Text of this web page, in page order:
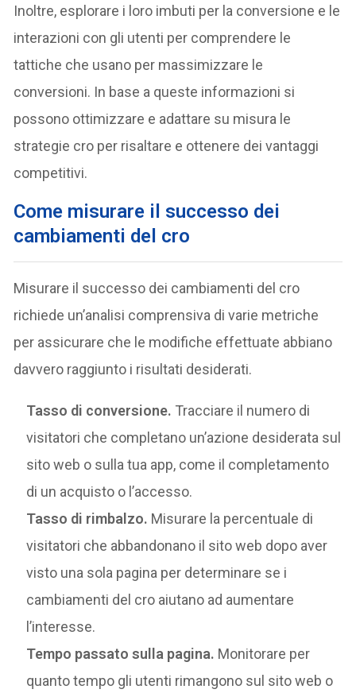
Inoltre, esplorare i loro imbuti per la conversione e le
interazioni con gli utenti per comprendere le
tattiche che usano per massimizzare le
conversioni. In base a queste informazioni si
possono ottimizzare e adattare su misura le
strategie cro per risaltare e ottenere dei vantaggi
competitivi.
Come misurare il successo dei
cambiamenti del cro
Misurare il successo dei cambiamenti del cro
richiede un’analisi comprensiva di varie metriche
per assicurare che le modifiche effettuate abbiano
davvero raggiunto i risultati desiderati.
Tasso di conversione. Tracciare il numero di
visitatori che completano un’azione desiderata sul
sito web o sulla tua app, come il completamento
di un acquisto o l’accesso.
Tasso di rimbalzo. Misurare la percentuale di
visitatori che abbandonano il sito web dopo aver
visto una sola pagina per determinare se i
cambiamenti del cro aiutano ad aumentare
l’interesse.
Tempo passato sulla pagina. Monitorare per
quanto tempo gli utenti rimangono sul sito web o